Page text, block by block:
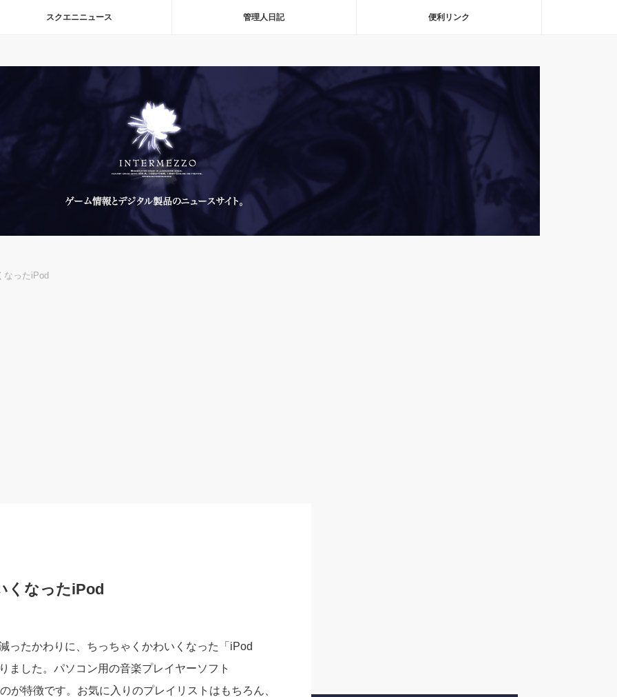
スクエニニュース 管理人日記 便利リンク
なったiPod
くなったiPod
ったかわりに、ちっちゃくかわいくなった「iPod
ました。パソコン用の音楽プレイヤーソフト
が特徴です。お気に入りのプレイリストはもちろん、